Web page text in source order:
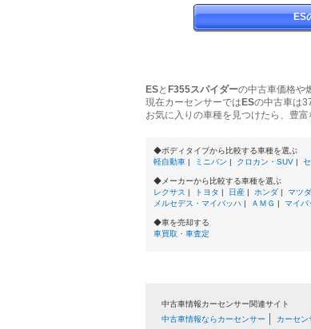
ES
ESと F355スパイダーの中古車価格や
現在カーセンサーでは ESの中古車は
お気に入りの車種を見つけたら、豊
◆ボディタイプから比較する車種を選ぶ
軽自動車 | ミニバン | クロカン・SUV |
◆メーカーから比較する車種を選ぶ
レクサス | トヨタ | 日産 | ホンダ | マツダ
メルセデス・マイバッハ | ＡＭＧ | マイバ
◆車を売却する
車買取・車査定
中古車情報カーセンサー関連サイト
中古車情報ならカーセンサー
カーセン